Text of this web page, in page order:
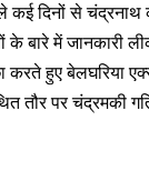
दिनों से चंद्रनाथ
के बारे में जानकारी
करते हुए बेलघरिया
पर चंद्रमकी